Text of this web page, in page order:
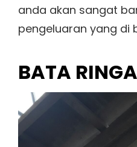
anda akan sangat
pengeluaran yang di
BATA